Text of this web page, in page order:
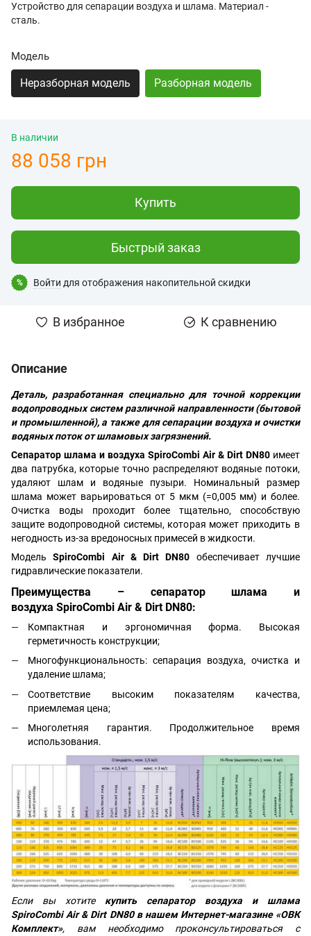
Устройство для сепарации воздуха и шлама. Материал -
сталь.
Модель
Неразборная модель Разборная модель
В наличии
88 058 грн
Купить
Быстрый заказ
% Войти для отображения накопительной скидки
В избранное К сравнению
Описание
Деталь, разработанная специально для точной коррекции
водопроводных систем различной направленности (бытовой
и промышленной), а также для сепарации воздуха и очистки
водяных поток от шламовых загрязнений.
Сепаратор шлама и воздуха SpiroCombi Air & Dirt DN80 имеет
два патрубка, которые точно распределяют водяные потоки,
удаляют шлам и водяные пузыри. Номинальный размер
шлама может варьироваться от 5 мкм (=0,005 мм) и более.
Очистка воды проходит более тщательно, способствую
защите водопроводной системы, которая может приходить в
негодность из-за вредоносных примесей в жидкости.
МодельSpiroCombi Air & Dirt DN80 обеспечивает лучшие
гидравлические показатели.
Преимущества – сепаратор шлама и
воздуха SpiroCombi Air & Dirt DN80:
Компактная и эргономичная форма. Высокая
герметичность конструкции;
Многофункциональность: сепарация воздуха, очистка и
удаление шлама;
Соответствие высоким показателям качества,
приемлемая цена;
Многолетняя гарантия. Продолжительное время
использования.
Если вы хотите купить сепаратор воздуха и шлама
SpiroCombi Air & Dirt DN80 в нашем Интернет-магазине «ОВК
Комплект», вам необходимо проконсультироваться с